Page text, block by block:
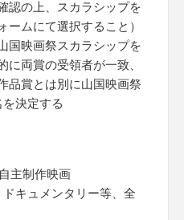
認の上、スカラシップを
ームにて選択すること）
国映画祭スカラシップを
に両賞の受領者が一致、
品賞とは別に山国映画祭
決定する
主制作映画
キュメンタリー等、全